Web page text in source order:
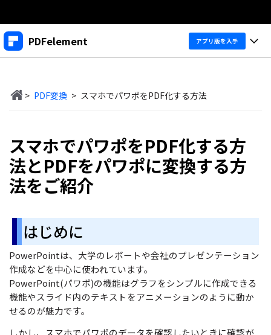
製品
概要
企業情報
サポート
PDFelement アプリ版を入手
デスクトップ
PDFelement Mac版
アプリ
PDFelement Android版
Cloud
PDFelement Cloud
PDF オンラインツール
製品機能
PDF 作成
PDF 変換
PDF フォーム
OCR
PDF 整理
PDF 結合
個人向け
教育向け
製品ガイド
Windowsユーザー向け
Macユーザー向け
iOSユーザー向け
PDFelement 12へ
ヘルプ＆リソース
PDFに関するコツ
士業に役立つ
教育現場で活用
無料ダウンロード
ログイン
検索
> PDF変換 > スマホでパワポをPDF化する方法
スマホでパワポをPDF化する方
法とPDFをパワポに変換する方
法をご紹介
はじめに
PowerPointは、大学のレポートや会社のプレゼンテーション
作成などを中心に使われています。
PowerPoint(パワポ)の機能はグラフをシンプルに作成できる
機能やスライド内のテキストをアニメーションのように動か
せるのが魅力です。
しかし、スマホでパワポのデータを確認したいときに確認が